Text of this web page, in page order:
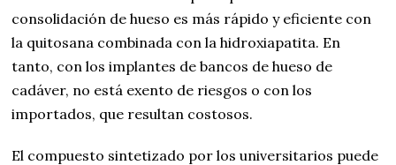
consolidación de hueso es más rápido y eficiente con
la quitosana combinada con la hidroxiapatita. En
tanto, con los implantes de bancos de hueso de
cadáver, no está exento de riesgos o con los
importados, que resultan costosos.
El compuesto sintetizado por los universitarios puede